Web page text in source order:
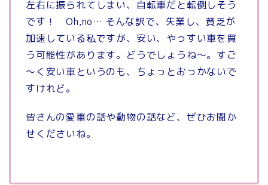
左右に振られてしまい、自転車だと転倒しそう
です！ Oh,no… そんな訳で、失業し、貧乏が
加速している私ですが、安い、やっすい車を買
う可能性があります。どうでしょうね～。すご
～く安い車というのも、ちょっとおっかないで
すけれど。
皆さんの愛車の話や動物の話など、ぜひお聞か
せくださいね。